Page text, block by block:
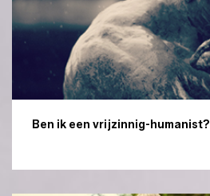
Ben ik een vrijzinnig-humanist?